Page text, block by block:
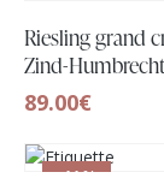
Riesling grand
Zind-
89.00€
-11%